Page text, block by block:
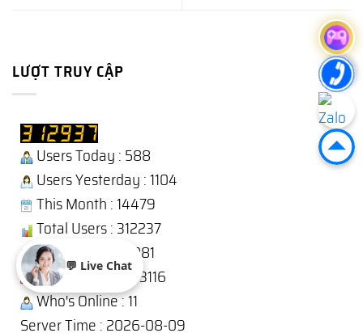
LƯỢT TRUY CẬP
Users Today : 588
Users Yesterday : 1104
This Month : 14479
Total Users : 312237
Views Today : 1081
Total views : 1243116
Who's Online : 11
Server Time : 2026-08-09
💬 Live Chat